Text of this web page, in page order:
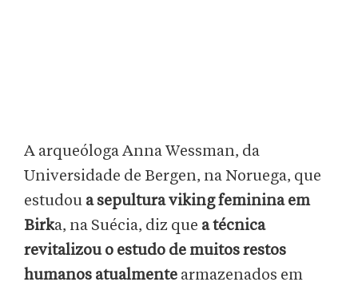
A arqueóloga Anna Wessman, da
Universidade de Bergen, na Noruega, que
estudou a sepultura viking feminina em
Birka, na Suécia, diz que a técnica
revitalizou o estudo de muitos restos
humanos atualmente armazenados em